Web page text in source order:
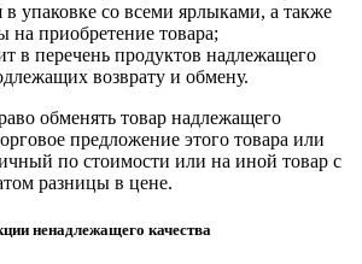
в упаковке со всеми ярлыками, а также
на приобретение товара;
в перечень продуктов надлежащего
возврату и обмену.
обменять товар надлежащего
предложение этого товара или
по стоимости или на иной товар с
разницы в цене.
ненадлежащего качества